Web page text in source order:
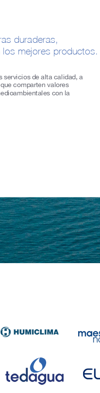
duraderas,
mejores productos.
servicios de alta calidad, a
comparten valores
con la